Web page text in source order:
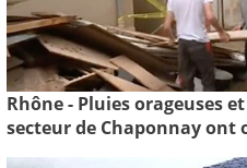
Rhône - Pluies orageuses
secteur de Chaponnay ont